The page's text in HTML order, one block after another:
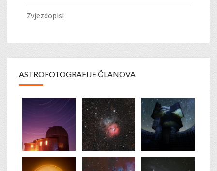
Zvjezdopisi
ASTROFOTOGRAFIJE ČLANOVA